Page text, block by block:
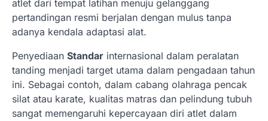
atlet dari tempat latihan menuju gelanggang
pertandingan resmi berjalan dengan mulus tanpa
adanya kendala adaptasi alat.
Penyediaan Standar internasional dalam peralatan
tanding menjadi target utama dalam pengadaan tahun
ini. Sebagai contoh, dalam cabang olahraga pencak
silat atau karate, kualitas matras dan pelindung tubuh
sangat memengaruhi kepercayaan diri atlet dalam